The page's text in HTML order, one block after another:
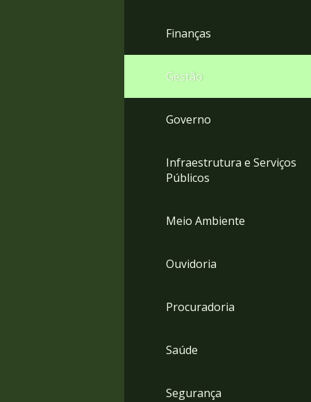
Finanças
Gestão
Governo
Infraestrutura e Serviços
Públicos
Meio Ambiente
Ouvidoria
Procuradoria
Saúde
Segurança